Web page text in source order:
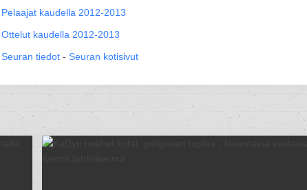
Pelaajat kaudella 2012-2013
Ottelut kaudella 2012-2013
Seuran tiedot - Seuran kotisivut